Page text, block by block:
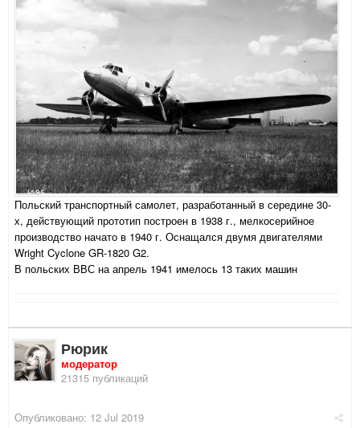
Польский транспортный самолет, разработанный в середине 30-
х, действующий прототип построен в 1938 г., мелкосерийное
производство начато в 1940 г. Оснащался двумя двигателями
Wright Cyclone GR-1820 G2.
В польских ВВС на апрель 1941 имелось 13 таких машин
Рюрик
модератор
21315 публикаций
Опубликовано: 12 Jul 2019